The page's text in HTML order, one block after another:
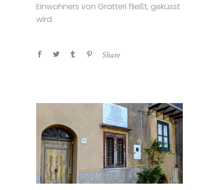
Einwohners von Gratteri fließt, geküsst
wird.
Share